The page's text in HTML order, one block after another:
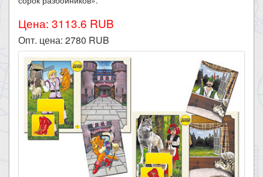
Цена: 3113.6 RUB
Опт. цена: 2780 RUB